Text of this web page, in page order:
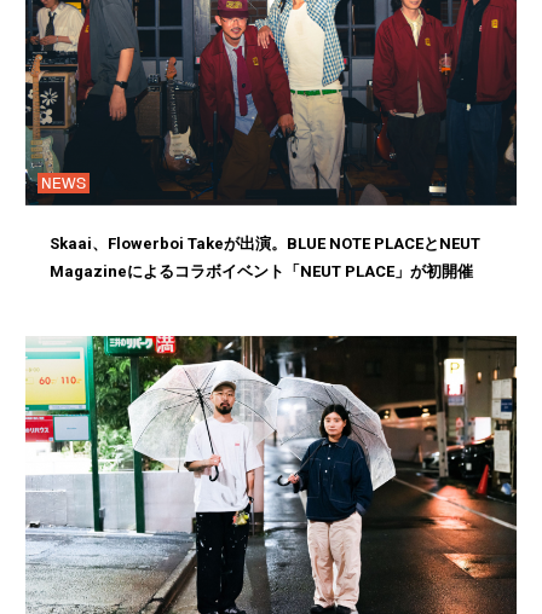
NEWS
Skaai、Flowerboi Takeが出演。BLUE NOTE PLACEとNEUT
Magazineによるコラボイベント「NEUT PLACE」が初開催